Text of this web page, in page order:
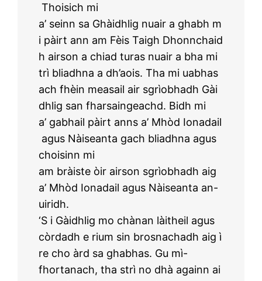
Thoisich mi
a’ seinn sa Ghàidhlig nuair a ghabh m
i pàirt ann am Fèis Taigh Dhonnchaid
h airson a chiad turas nuair a bha mi
trì bliadhna a dh’aois. Tha mi uabhas
ach fhèin measail air sgrìobhadh Gài
dhlig san fharsaingeachd. Bidh mi
a’ gabhail pàirt anns a’ Mhòd Ionadail
agus Nàiseanta gach bliadhna agus
choisinn mi
am bràiste òir airson sgrìobhadh aig
a’ Mhòd Ionadail agus Nàiseanta an-
uiridh.
‘S i Gàidhlig mo chànan làitheil agus
còrdadh e rium sin brosnachadh aig ì
re cho àrd sa ghabhas. Gu mì-
fhortanach, tha strì no dhà againn ai